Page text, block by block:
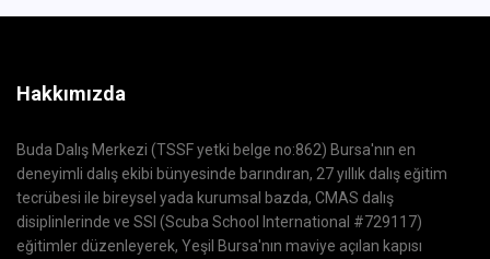
Hakkımızda
Buda Dalış Merkezi (TSSF yetki belge no:862) Bursa'nın en
deneyimli dalış ekibi bünyesinde barındıran, 27 yıllık dalış eğitim
tecrübesi ile bireysel yada kurumsal bazda, CMAS dalış
disiplinlerinde ve SSI (Scuba School International #729117)
eğitimler düzenleyerek, Yeşil Bursa'nın maviye açılan kapısı